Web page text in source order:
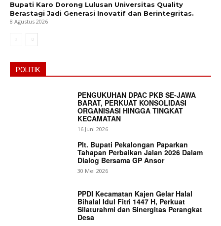
Bupati Karo Dorong Lulusan Universitas Quality
Berastagi Jadi Generasi Inovatif dan Berintegritas.
8 Agustus 2026
POLITIK
PENGUKUHAN DPAC PKB SE-JAWA
BARAT, PERKUAT KONSOLIDASI
ORGANISASI HINGGA TINGKAT
KECAMATAN
16 Juni 2026
Plt. Bupati Pekalongan Paparkan
Tahapan Perbaikan Jalan 2026 Dalam
Dialog Bersama GP Ansor
30 Mei 2026
PPDI Kecamatan Kajen Gelar Halal
Bihalal Idul Fitri 1447 H, Perkuat
Silaturahmi dan Sinergitas Perangkat
Desa